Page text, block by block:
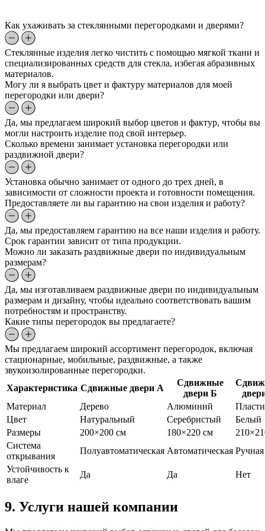
Как ухаживать за стеклянными перегородками и дверями?
Стеклянные изделия легко чистить с помощью мягкой ткани и
специализированных средств для стекла, избегая абразивных
материалов.
Могу ли я выбрать цвет и фактуру материалов для моей
перегородки или двери?
Да, мы предлагаем широкий выбор цветов и фактур, чтобы вы
могли настроить изделие под свой интерьер.
Сколько времени занимает установка перегородки или
раздвижной двери?
Установка обычно занимает от одного до трех дней, в
зависимости от сложности проекта и готовности помещения.
Предоставляете ли вы гарантию на свои изделия и работу?
Да, мы предоставляем гарантию на все наши изделия и работу.
Срок гарантии зависит от типа продукции.
Можно ли заказать раздвижные двери по индивидуальным
размерам?
Да, мы изготавливаем раздвижные двери по индивидуальным
размерам и дизайну, чтобы идеально соответствовать вашим
потребностям и пространству.
Какие типы перегородок вы предлагаете?
Мы предлагаем широкий ассортимент перегородок, включая
стационарные, мобильные, раздвижные, а также
звукоизолированные перегородки.
Характеристика Сдвижные двери А
Сдвижные
двери Б
Материал
Дерево Алюминий
Цвет
Натуральный Серебристый
Белый
Размеры
200×200 см 180×220 см
Система
открывания
Полуавтоматическая Автоматическая Ручная
Устойчивость к
влаге
Да Да Нет
9. Услуги нашей компании